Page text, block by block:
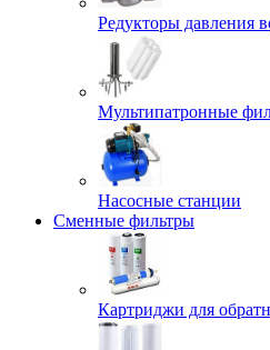
Редукторы давления
Мультипатронные
Насосные станции
Сменные фильтры
Картриджи для